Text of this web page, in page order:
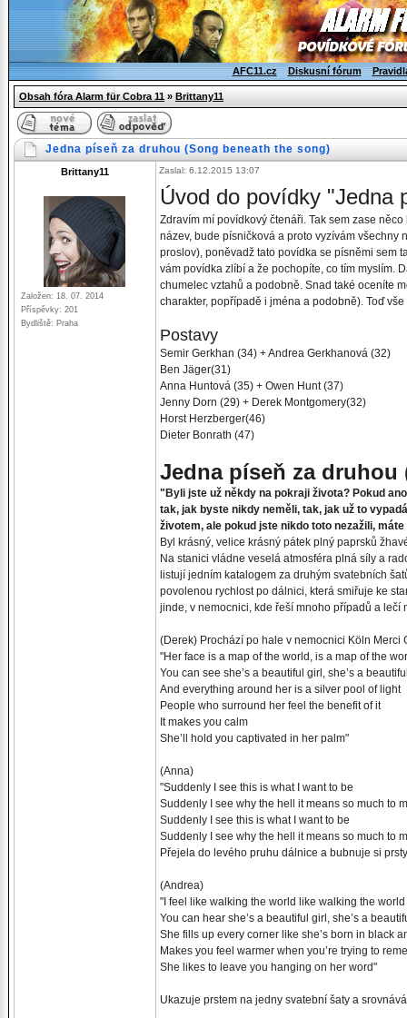
AFC11.cz Diskusní fórum
Obsah fóra Alarm für Cobra 11 » Brittany11
Jedna píseň za druhou (Song beneath the song)
Brittany11
Založen: 18. 07. 2014
Příspěvky: 201
Bydliště: Praha
Zaslal: 6.12.2015 13:07
Úvod do povídky "Jedna
Zdravím mí povídkový čtenáři. Tak sem zase
název, bude písničková a proto vyzívám
proslov), poněvadž tato povídka se písněmi sem
vám povídka zlíbí a že pochopíte, co tím myslím.
chumelec vztahů a podobně. Snad také oceníte
charakter, popřípadě i jména a podobně). Toď
Postavy
Semir Gerkhan (34) + Andrea Gerkhanová (32)
Ben Jäger(31)
Anna Huntová (35) + Owen Hunt (37)
Jenny Dorn (29) + Derek Montgomery(32)
Horst Herzberger(46)
Dieter Bonrath (47)
Jedna píseň za
"Byli jste už někdy na pokraji života? Pokud
tak, jak byste nikdy neměli, tak, jak už to
životem, ale pokud jste nikdo toto nezažili,
Byl krásný, velice krásný pátek plný paprsků
Na stanici vládne veselá atmosféra plná síly a
listují jedním katalogem za druhým svatebních
povolenou rychlost po dálnici, která smiřuje ke
jinde, v nemocnici, kde řeší mnoho případů a lečí
(Derek) Prochází po hale v nemocnici Köln Merci
"Her face is a map of the world, is a map of the
You can see she’s a beautiful girl, she’s a
And everything around her is a silver pool of light
People who surround her feel the benefit of it
It makes you calm
She’ll hold you captivated in her palm"
(Anna)
"Suddenly I see this is what I want to be
Suddenly I see why the hell it means so much to
Suddenly I see this is what I want to be
Suddenly I see why the hell it means so much to
Přejela do levého pruhu dálnice a bubnuje si
(Andrea)
"I feel like walking the world like walking the world
You can hear she’s a beautiful girl, she’s a
She fills up every corner like she’s born in black
Makes you feel warmer when you’re trying to
She likes to leave you hanging on her word"
Ukazuje prstem na jedny svatební šaty a